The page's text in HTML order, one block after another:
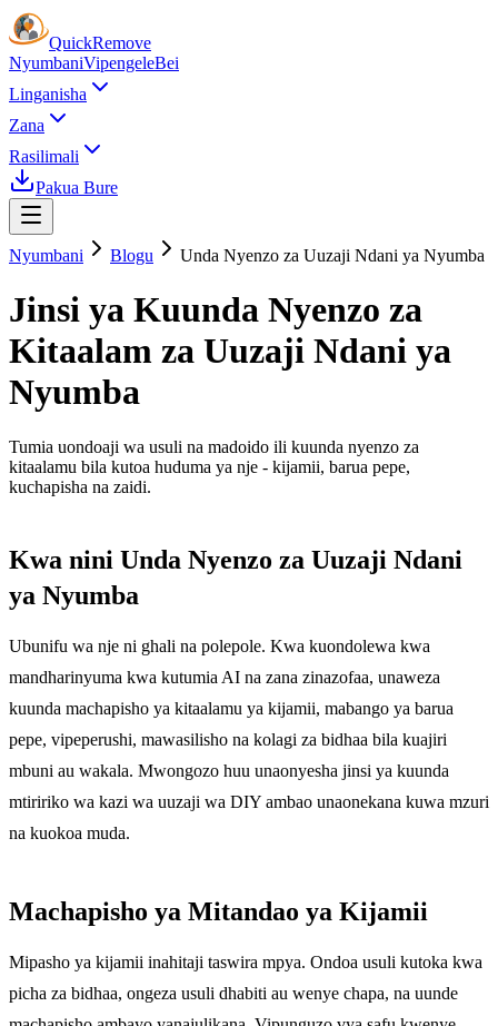
QuickRemove
NyumbaniVipengeleBei
Linganisha
Zana
Rasilimali
Pakua Bure
Nyumbani Blogu Unda Nyenzo za Uuzaji Ndani ya Nyumba
Jinsi ya Kuunda Nyenzo za
Kitaalam za Uuzaji Ndani ya
Nyumba
Tumia uondoaji wa usuli na madoido ili kuunda nyenzo za
kitaalamu bila kutoa huduma ya nje - kijamii, barua pepe,
kuchapisha na zaidi.
Kwa nini Unda Nyenzo za Uuzaji Ndani
ya Nyumba
Ubunifu wa nje ni ghali na polepole. Kwa kuondolewa kwa
mandharinyuma kwa kutumia AI na zana zinazofaa, unaweza
kuunda machapisho ya kitaalamu ya kijamii, mabango ya barua
pepe, vipeperushi, mawasilisho na kolagi za bidhaa bila kuajiri
mbuni au wakala. Mwongozo huu unaonyesha jinsi ya kuunda
mtiririko wa kazi wa uuzaji wa DIY ambao unaonekana kuwa mzuri
na kuokoa muda.
Machapisho ya Mitandao ya Kijamii
Mipasho ya kijamii inahitaji taswira mpya. Ondoa usuli kutoka kwa
picha za bidhaa, ongeza usuli dhabiti au wenye chapa, na uunde